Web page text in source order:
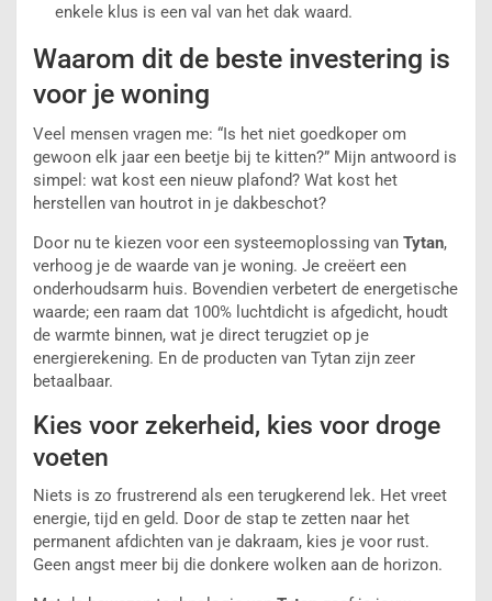
enkele klus is een val van het dak waard.
Waarom dit de beste investering is
voor je woning
Veel mensen vragen me: “Is het niet goedkoper om
gewoon elk jaar een beetje bij te kitten?” Mijn antwoord is
simpel: wat kost een nieuw plafond? Wat kost het
herstellen van houtrot in je dakbeschot?
Door nu te kiezen voor een systeemoplossing van Tytan,
verhoog je de waarde van je woning. Je creëert een
onderhoudsarm huis. Bovendien verbetert de energetische
waarde; een raam dat 100% luchtdicht is afgedicht, houdt
de warmte binnen, wat je direct terugziet op je
energierekening. En de producten van Tytan zijn zeer
betaalbaar.
Kies voor zekerheid, kies voor droge
voeten
Niets is zo frustrerend als een terugkerend lek. Het vreet
energie, tijd en geld. Door de stap te zetten naar het
permanent afdichten van je dakraam, kies je voor rust.
Geen angst meer bij die donkere wolken aan de horizon.